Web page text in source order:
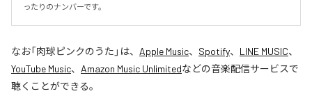
ったりのナンバーです。
なお「肉球ピンクのうた 」は、 Apple Music、 Spotify、 LINE MUSIC、
YouTube Music、 Amazon Music Unlimitedなどの音楽配信サービスで
聴くことができる。